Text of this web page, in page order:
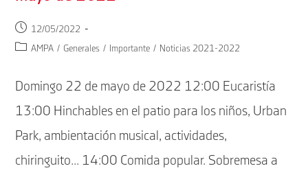
Publicación
de
12/05/2022
Categoría
entrada:
AMPA / Generales / Importante / Noticias 2021-2022
Domingo 22 de mayo de 2022 12:00 Eucaristía
13:00 Hinchables en el patio para los niños, Urban
Park, ambientación musical, actividades,
chiringuito... 14:00 Comida popular. Sobremesa a